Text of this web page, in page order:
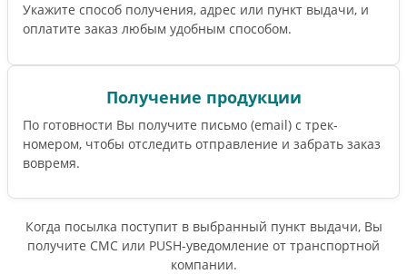
Укажите способ получения, адрес или пункт выдачи, и
оплатите заказ любым удобным способом.
Получение продукции
По готовности Вы получите письмо (email) c трек-
номером, чтобы отследить отправление и забрать заказ
вовремя.
Когда посылка поступит в выбранный пункт выдачи, Вы
получите СМС или PUSH-уведомление от транспортной
компании.